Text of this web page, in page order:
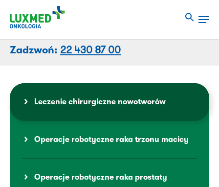
strony
Menu
Zadzwoń: 22 430 87 00
Leczenie chirurgiczne nowotworów
Operacje robotyczne raka trzonu macicy
Operacje robotyczne raka prostaty